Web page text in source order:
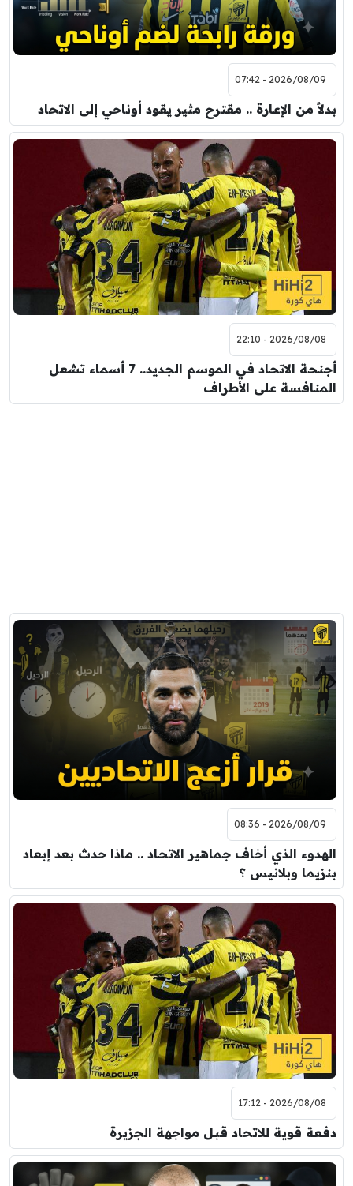
2026/08/09 - 07:42
بدلاً من الإعارة .. مقترح مثير يقود أوناحي إلى الاتحاد
2026/08/08 - 22:10
أجنحة الاتحاد في الموسم الجديد.. 7 أسماء تشعل
المنافسة على الأطراف
2026/08/09 - 08:36
الهدوء الذي أخاف جماهير الاتحاد .. ماذا حدث بعد إبعاد
بنزيما وبلانيس ؟
2026/08/08 - 17:12
دفعة قوية للاتحاد قبل مواجهة الجزيرة